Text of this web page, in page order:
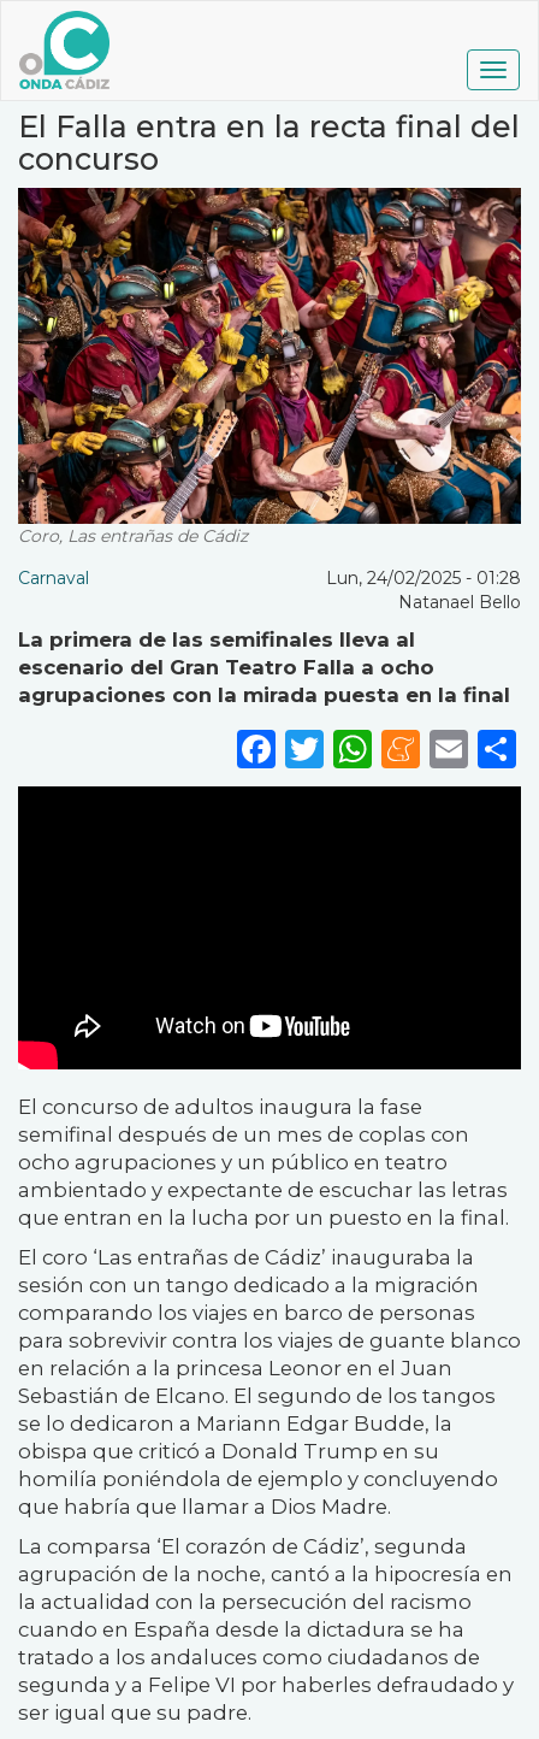
contenido
principal
El Falla entra en la recta final del
concurso
Coro, Las entrañas de Cádiz
Carnaval
Lun, 24/02/2025 - 01:28
Natanael Bello
La primera de las semifinales lleva al
escenario del Gran Teatro Falla a ocho
agrupaciones con la mirada puesta en la final
Facebook
Twitter
El concurso de adultos inaugura la fase
semifinal después de un mes de coplas con
ocho agrupaciones y un público en teatro
ambientado y expectante de escuchar las letras
que entran en la lucha por un puesto en la final.
El coro ‘Las entrañas de Cádiz’ inauguraba la
sesión con un tango dedicado a la migración
comparando los viajes en barco de personas
para sobrevivir contra los viajes de guante blanco
en relación a la princesa Leonor en el Juan
Sebastián de Elcano. El segundo de los tangos
se lo dedicaron a Mariann Edgar Budde, la
obispa que criticó a Donald Trump en su
homilía poniéndola de ejemplo y concluyendo
que habría que llamar a Dios Madre.
La comparsa ‘El corazón de Cádiz’, segunda
agrupación de la noche, cantó a la hipocresía en
la actualidad con la persecución del racismo
cuando en España desde la dictadura se ha
tratado a los andaluces como ciudadanos de
segunda y a Felipe VI por haberles defraudado y
ser igual que su padre.